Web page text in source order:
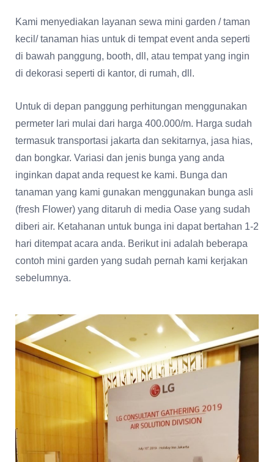
Kami menyediakan layanan sewa mini garden / taman
kecil/ tanaman hias untuk di tempat event anda seperti
di bawah panggung, booth, dll, atau tempat yang ingin
di dekorasi seperti di kantor, di rumah, dll.
Untuk di depan panggung perhitungan menggunakan
permeter lari mulai dari harga 400.000/m. Harga sudah
termasuk transportasi jakarta dan sekitarnya, jasa hias,
dan bongkar. Variasi dan jenis bunga yang anda
inginkan dapat anda request ke kami. Bunga dan
tanaman yang kami gunakan menggunakan bunga asli
(fresh Flower) yang ditaruh di media Oase yang sudah
diberi air. Ketahanan untuk bunga ini dapat bertahan 1-2
hari ditempat acara anda. Berikut ini adalah beberapa
contoh mini garden yang sudah pernah kami kerjakan
sebelumnya.